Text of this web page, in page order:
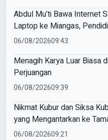
Abdul Mu’ti Bawa Internet
Laptop ke Miangas,
Negeri Makin Digital
06/08/202609:43
Menagih Karya Luar Biasa
Perjuangan
06/08/202609:39
Nikmat Kubur dan Siksa
yang Mengantarkan ke
Azab Barzakh
06/08/202609:21